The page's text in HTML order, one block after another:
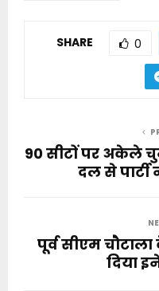
SHARE 0
90 सीटों पर अकेले
दल से
पूर्व सीएम
दिया